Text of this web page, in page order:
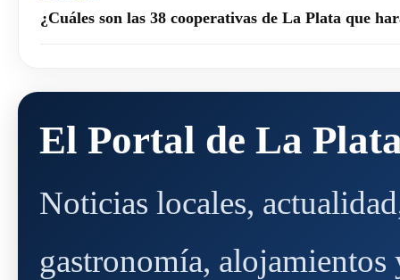
¿Cuáles son las 38 cooperativas de La Plata que
El Portal de La
Noticias locales,
gastronomía,